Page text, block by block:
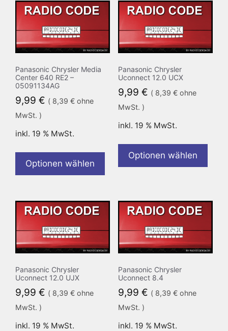
Panasonic Chrysler Media
Center 640 RE2 –
05091134AG
9,99 € ( 8,39 € ohne
MwSt. )
inkl. 19 % MwSt.
Optionen wählen
Panasonic Chrysler
Uconnect 12.0 UCX
9,99 € ( 8,39 €ohne
MwSt. )
inkl. 19 % MwSt.
Optionen wählen
Panasonic Chrysler
Uconnect 12.0 UJX
9,99 € ( 8,39 € ohne
MwSt. )
inkl. 19 % MwSt.
Panasonic Chrysler
Uconnect 8.4
9,99 € ( 8,39 €ohne
MwSt. )
inkl. 19 % MwSt.